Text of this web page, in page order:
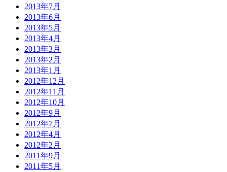
2013年7月
2013年6月
2013年5月
2013年4月
2013年3月
2013年2月
2013年1月
2012年12月
2012年11月
2012年10月
2012年9月
2012年7月
2012年4月
2012年2月
2011年9月
2011年5月